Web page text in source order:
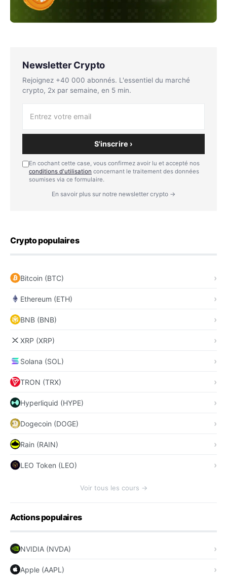
Newsletter Crypto
Rejoignez +40 000 abonnés. L'essentiel du marché
crypto, 2x par semaine, en 5 min.
S'inscrire ›
En cochant cette case, vous confirmez avoir lu et accepté nos
conditions d'utilisation concernant le traitement des données
soumises via ce formulaire.
En savoir plus sur notre newsletter crypto →
Crypto populaires
Bitcoin (BTC)
Ethereum (ETH)
BNB (BNB)
XRP (XRP)
Solana (SOL)
TRON (TRX)
Hyperliquid (HYPE)
Dogecoin (DOGE)
Rain (RAIN)
LEO Token (LEO)
Voir tous les cours →
Actions populaires
NVIDIA (NVDA)
Apple (AAPL)